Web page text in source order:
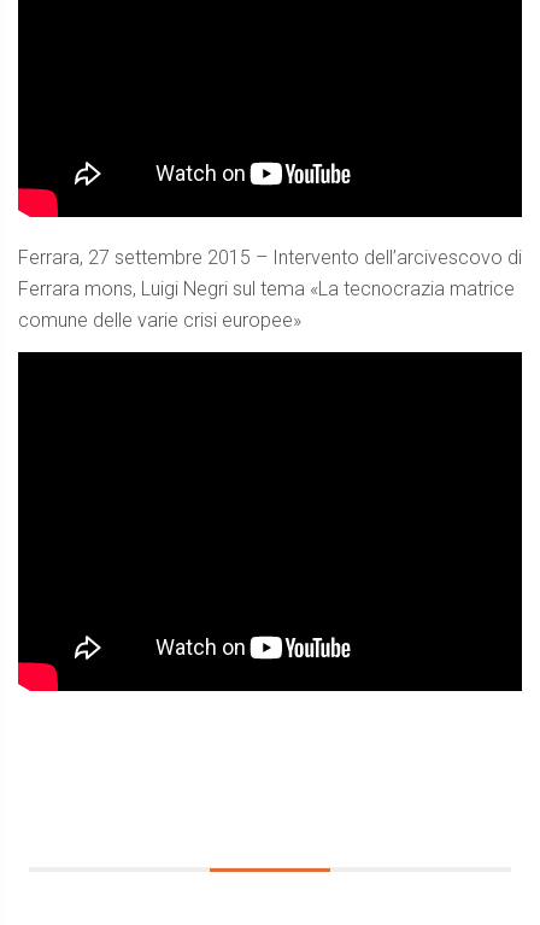
Ferrara, 27 settembre 2015 – Intervento dell’arcivescovo di
Ferrara mons, Luigi Negri sul tema «La tecnocrazia matrice
comune delle varie crisi europee»